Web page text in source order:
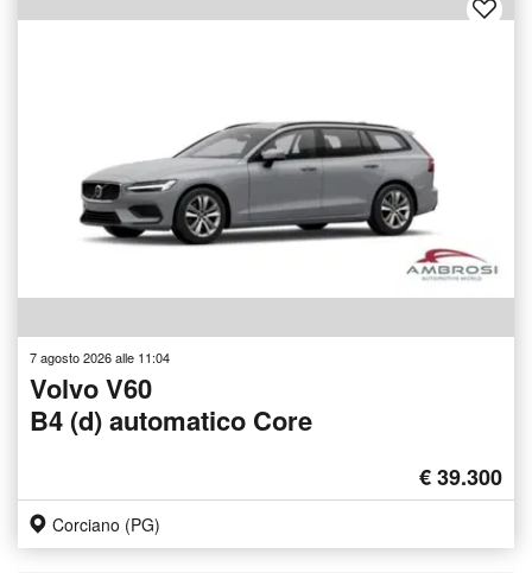
7 agosto 2026 alle 11:04
Volvo V60
B4 (d) automatico Core
€ 39.300
Corciano (PG)